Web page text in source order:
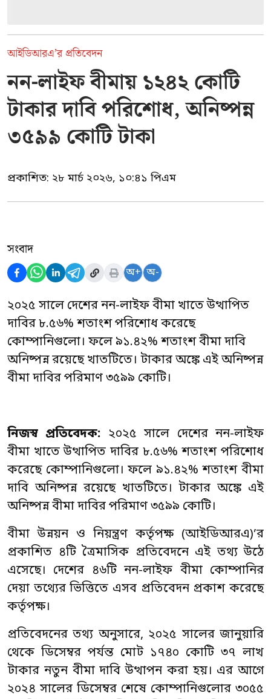
আইডিআরএ’র প্রতিবেদন
নন-লাইফ বীমায় ১২৪২ কোটি
টাকার দাবি পরিশোধ, অনিষ্পন্ন
৩৫৯৯ কোটি টাকা
প্রকাশিত: ২৮ মার্চ ২০২৬, ১০:৪১ পিএম
সংবাদ
অ+ অ-
২০২৫ সালে দেশের নন-লাইফ বীমা খাতে উত্থাপিত
দাবির ৮.৫৬% শতাংশ পরিশোধ করেছে
কোম্পানিগুলো। ফলে ৯১.৪২% শতাংশ বীমা দাবি
অনিষ্পন্ন রয়েছে খাতটিতে। টাকার অঙ্কে এই অনিষ্পন্ন
বীমা দাবির পরিমাণ ৩৫৯৯ কোটি।
নিজস্ব প্রতিবেদক: ২০২৫ সালে দেশের নন-লাইফ
বীমা খাতে উত্থাপিত দাবির ৮.৫৬% শতাংশ পরিশোধ
করেছে কোম্পানিগুলো। ফলে ৯১.৪২% শতাংশ বীমা
দাবি অনিষ্পন্ন রয়েছে খাতটিতে। টাকার অঙ্কে এই
অনিষ্পন্ন বীমা দাবির পরিমাণ ৩৫৯৯ কোটি।
বীমা উন্নয়ন ও নিয়ন্ত্রণ কর্তৃপক্ষ (আইডিআরএ)’র
প্রকাশিত ৪টি ত্রৈমাসিক প্রতিবেদনে এই তথ্য উঠে
এসেছে। দেশের ৪৬টি নন-লাইফ বীমা কোম্পানির
দেয়া তথ্যের ভিত্তিতে এসব প্রতিবেদন প্রকাশ করেছে
কর্তৃপক্ষ।
প্রতিবেদনের তথ্য অনুসারে, ২০২৫ সালের জানুয়ারি
থেকে ডিসেম্বর পর্যন্ত মোট ১৭৪০ কোটি ৩৭ লাখ
টাকার নতুন বীমা দাবি উত্থাপন করা হয়। এর আগে
২০২৪ সালের ডিসেম্বর শেষে কোম্পানিগুলোর ৩০৫৫